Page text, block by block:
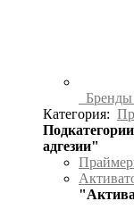
Бренды
Категория:
адгезии"